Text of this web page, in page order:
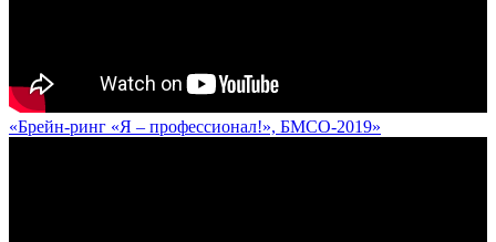
«Брейн-ринг «Я – профессионал!», БМСО-2019»